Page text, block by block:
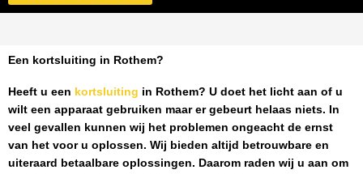
Een kortsluiting in Rothem?
Heeft u een kortsluiting in Rothem? U doet het licht aan of u
wilt een apparaat gebruiken maar er gebeurt helaas niets. In
veel gevallen kunnen wij het problemen ongeacht de ernst
van het voor u oplossen. Wij bieden altijd betrouwbare en
uiteraard betaalbare oplossingen. Daarom raden wij u aan om